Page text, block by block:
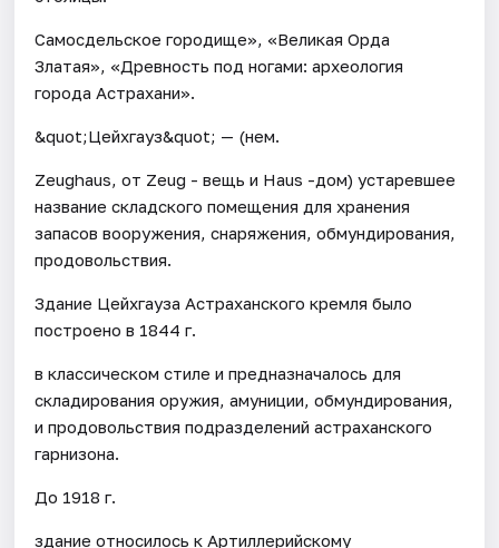
Самосдельское городище», «Великая Орда
Златая», «Древность под ногами: археология
города Астрахани».
&quot;Цейхгауз&quot; — (нем.
Zeughaus, от Zeug - вещь и Haus -дом) устаревшее
название складского помещения для хранения
запасов вооружения, снаряжения, обмундирования,
продовольствия.
Здание Цейхгауза Астраханского кремля было
построено в 1844 г.
в классическом стиле и предназначалось для
складирования оружия, амуниции, обмундирования,
и продовольствия подразделений астраханского
гарнизона.
До 1918 г.
здание относилось к Артиллерийскому